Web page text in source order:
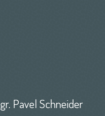
Pavel Schneider